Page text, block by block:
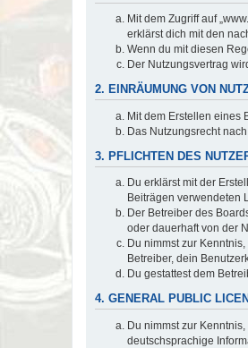
Mit dem Zugriff auf
erklärst dich mit den
Wenn du mit diesen
Der Nutzungsvertrag
2. EINRÄUMUNG VON
Mit dem Erstellen eines
Das Nutzungsrecht
3. PFLICHTEN DES
Du erklärst mit der
Beiträgen verwendeten
Der Betreiber des
oder dauerhaft von der
Du nimmst zur
Betreiber, dein
Du gestattest dem
4. GENERAL PUBLIC
Du nimmst zur Kenntnis,
deutschsprachige